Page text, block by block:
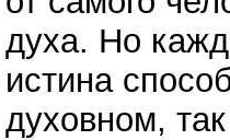
духа. Но
истина
духовном,